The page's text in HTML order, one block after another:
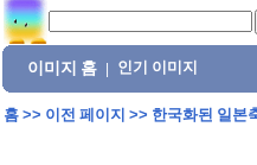
이미지 홈 인기 이미지
홈>> 이전 페이지 >> 한국화된 일본